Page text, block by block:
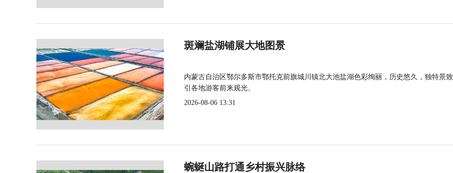
斑斓盐湖铺展大地图景
内蒙古自治区鄂尔多斯市鄂托克前旗城川镇北大池盐湖色彩绚丽，历史悠久，独特景
引各地游客前来观光。
2026-08-06 13:31
蜿蜒山路打通乡村振兴脉络